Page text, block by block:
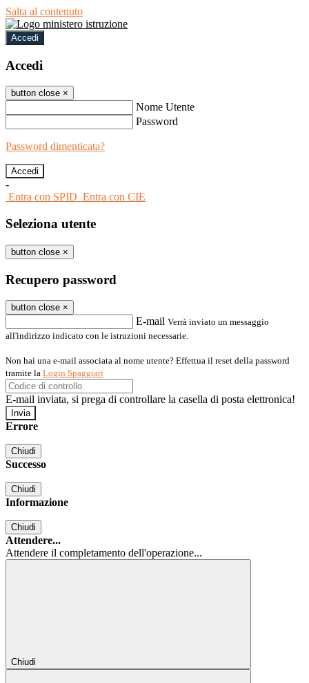
Salta al contenuto
Accedi
Accedi
button close ×
Nome Utente
Password
Password dimenticata?
-
Entra con SPID Entra con CIE
Seleziona utente
button close ×
Recupero password
button close ×
E-mail Verrà inviato un messaggio
all'indirizzo indicato con le istruzioni necessarie.
Non hai una e-mail associata al nome utente? Effettua il reset della password
tramite la Login Spaggiari
E-mail inviata, si prega di controllare la casella di posta elettronica!
Errore
Chiudi
Successo
Chiudi
Informazione
Chiudi
Attendere...
Attendere il completamento dell'operazione...
Chiudi